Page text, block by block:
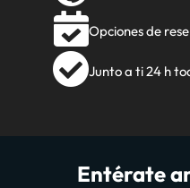
Opciones de
Junto a ti 24 h
Entérate